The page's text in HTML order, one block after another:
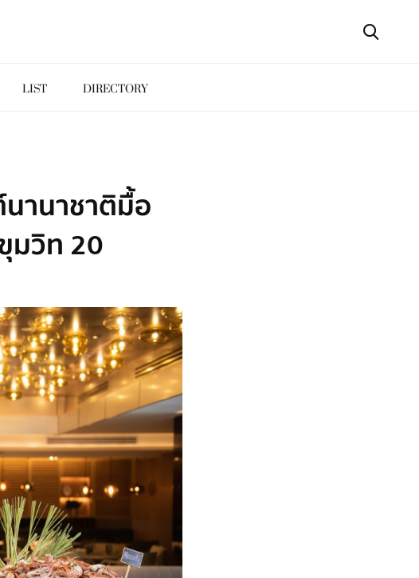
LIST DIRECTORY
านาชาติมื้อ
มวิท 20